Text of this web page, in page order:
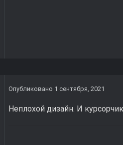
Опубликовано 1 сентября, 2021
Неплохой дизайн. И